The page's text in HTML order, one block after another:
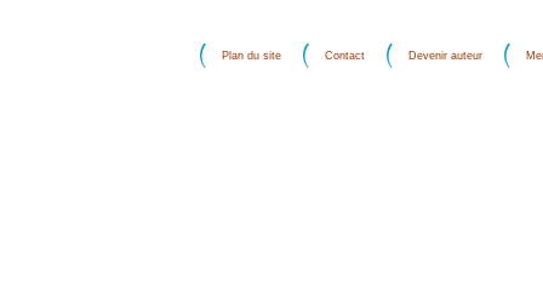
Plan du site Contact Devenir auteur